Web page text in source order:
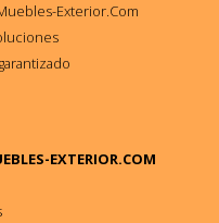
Exterior.Com
EXTERIOR.COM